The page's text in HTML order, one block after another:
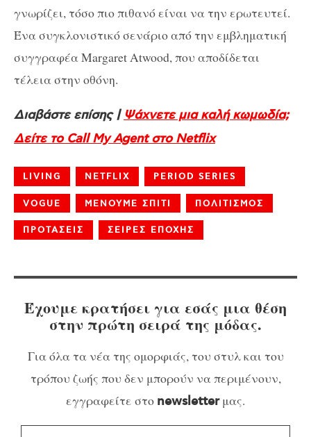
γνωρίζει, τόσο πιο πιθανό είναι να την ερωτευτεί.
Ένα συγκλονιστικό σενάριο από την εμβληματική
συγγραφέα Margaret Atwood, που αποδίδεται
τέλεια στην οθόνη.
Διαβάστε επίσης | Ψάχνετε μια καλή κωμωδία;
Δείτε το Call My Agent στο Netflix
LIVING NETFLIX PERIOD SERIES
VOGUE ΜΕΝΟΥΜΕ ΣΠΙΤΙ ΠΟΛΙΤΙΣΜΟΣ
ΠΡΟΤΑΣΕΙΣ ΣΕΙΡΕΣ ΕΠΟΧΗΣ
Έχουμε κρατήσει για εσάς μια θέση
στην πρώτη σειρά της μόδας.
Για όλα τα νέα της ομορφιάς, του στυλ και του
τρόπου ζωής που δεν μπορούν να περιμένουν,
εγγραφείτε στο newsletterμας.